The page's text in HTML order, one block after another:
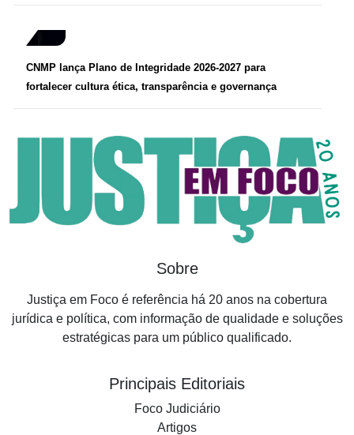
CNMP lança Plano de Integridade 2026-2027 para
fortalecer cultura ética, transparência e governança
Sobre
Justiça em Foco é referência há 20 anos na cobertura
jurídica e política, com informação de qualidade e soluções
estratégicas para um público qualificado.
Principais Editoriais
Foco Judiciário
Artigos